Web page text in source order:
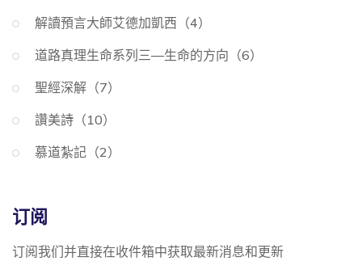
解讀預言大師艾德加凱西（4）
道路真理生命系列三—生命的方向（6）
聖經深解（7）
讚美詩（10）
慕道紮記（2）
订阅
订阅我们并直接在收件箱中获取最新消息和更新